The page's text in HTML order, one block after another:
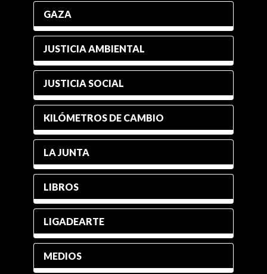
GAZA
JUSTICIA AMBIENTAL
JUSTICIA SOCIAL
KILÓMETROS DE CAMBIO
LA JUNTA
LIBROS
LIGADEARTE
MEDIOS